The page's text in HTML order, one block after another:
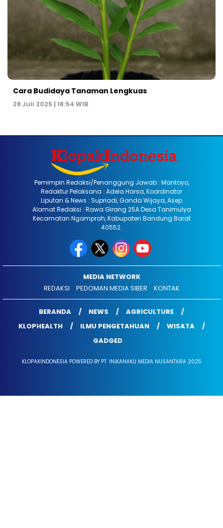
Cara Budidaya Tanaman Lengkuas
28 Juli 2025 | 18:54 WIB
Pemimpin Redaksi/Penanggung Jawab : Mantoyo,
Redaktur Pelaksana : Adela Harsa, Koordinator
Liputan & News : Supriadi, Ganda Wijaya, Asep
Alamat Redaksi : Rawa Girang 25A Desa Tanimulya
Kecamatan Ngamprah, Kabupaten Bandung Barat
40552.
MEDIA NETWORK
REDAKSI
PEDOMAN MEDIA SIBER KONTAK
BERANDA NEWS
AGRICULTURE
KLOPHEALTH
ILMU PENGETAHUAN
WISATA
GADGED
KLOPAKINDONESIA POWERED BY PT. INIKANAKU MEDIA NUSANTARA 2025